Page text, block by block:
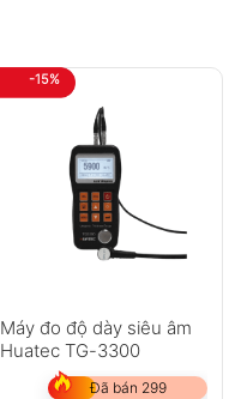
-15%
Máy đo độ dày siêu âm
Huatec TG-3300
Đã bán 299